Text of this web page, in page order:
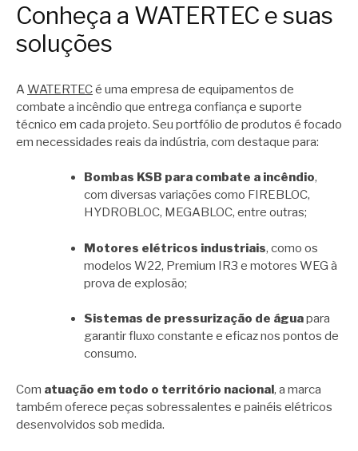
Conheça a WATERTEC e suas
soluções
AWATERTECé uma empresa de equipamentos de
combate a incêndio que entrega confiança e suporte
técnico em cada projeto. Seu portfólio de produtos é focado
em necessidades reais da indústria, com destaque para:
Bombas KSB para combate a incêndio,
com diversas variações como FIREBLOC,
HYDROBLOC, MEGABLOC, entre outras;
Motores elétricos industriais, como os
modelos W22, Premium IR3 e motores WEG à
prova de explosão;
Sistemas de pressurização de águapara
garantir fluxo constante e eficaz nos pontos de
consumo.
Com atuação em todo o território nacional, a marca
também oferece peças sobressalentes e painéis elétricos
desenvolvidos sob medida.